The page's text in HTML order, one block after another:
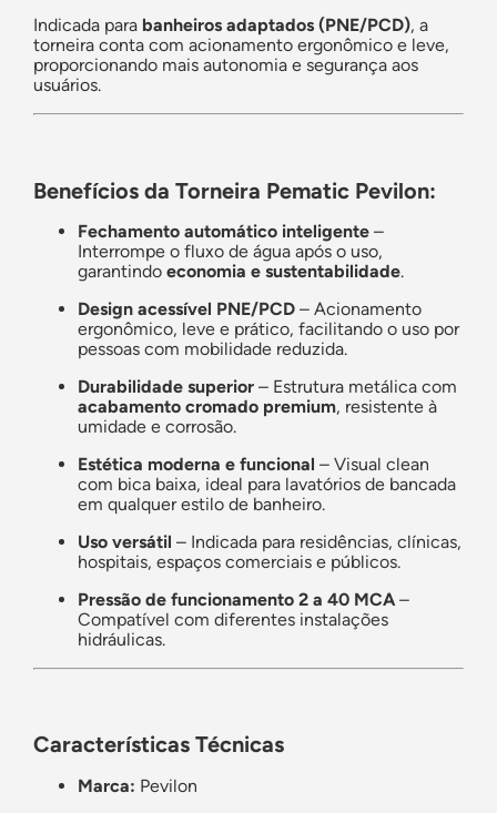
Indicada para banheiros adaptados (PNE/PCD), a
torneira conta com acionamento ergonômico e leve,
proporcionando mais autonomia e segurança aos
usuários.
Benefícios da Torneira Pematic Pevilon:
Fechamento automático inteligente –
Interrompe o fluxo de água após o uso,
garantindo economia e sustentabilidade.
Design acessível PNE/PCD – Acionamento
ergonômico, leve e prático, facilitando o uso por
pessoas com mobilidade reduzida.
Durabilidade superior – Estrutura metálica com
acabamento cromado premium, resistente à
umidade e corrosão.
Estética moderna e funcional – Visual clean
com bica baixa, ideal para lavatórios de bancada
em qualquer estilo de banheiro.
Uso versátil – Indicada para residências, clínicas,
hospitais, espaços comerciais e públicos.
Pressão de funcionamento 2 a 40 MCA –
Compatível com diferentes instalações
hidráulicas.
Características Técnicas
Marca: Pevilon